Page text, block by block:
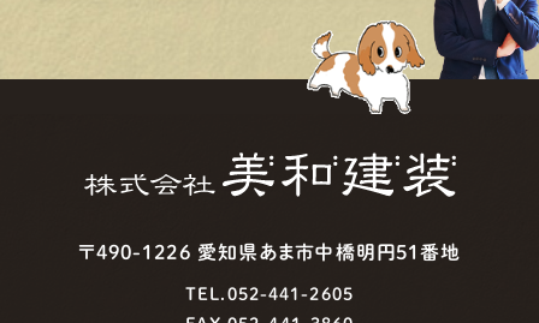
〒490-1226 愛知県あま市中橋明円51番地
TEL.052-441-2605